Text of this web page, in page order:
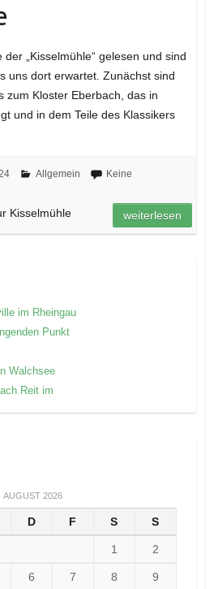
„Kisselmühle“ gelesen und sind
uns dort erwartet. Zunächst sind
zum Kloster Eberbach, das in
und in dem Teile des Klassikers
Allgemein
Keine
Kisselmühle weiterlesen
im Rheingau
Punkt
Walchsee
Reit im
AUGUST 2026
D F S S
1 2
6 7 8 9